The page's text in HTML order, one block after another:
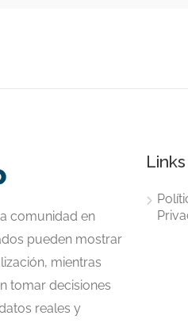
comunidad en
pueden mostrar
mientras
tomar decisiones
reales y